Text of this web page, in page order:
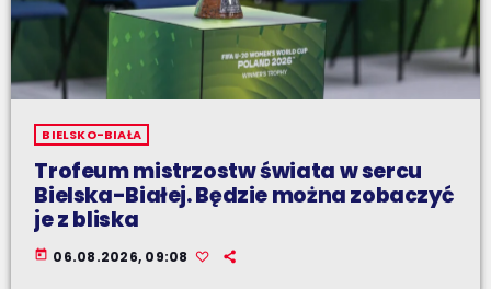
BIELSKO-BIAŁA
Trofeum mistrzostw świata w sercu
Bielska-Białej. Będzie można zobaczyć
je z bliska
today 06.08.2026, 09:08